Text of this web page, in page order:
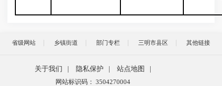
省级网站 乡镇街道 部门专栏 三明市县区 其他链接
关于我们 隐私保护 站点地图
网站标识码： 3504270004